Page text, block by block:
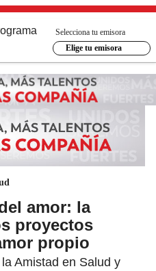
Selecciona tu emisora
Elige tu emisora
amor: la
proyectos
propio
Amistad en Salud y